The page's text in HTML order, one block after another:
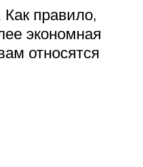
правило,
экономная
относятся